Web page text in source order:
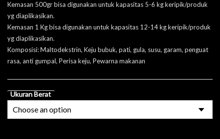
Kemasan 500gr bisa digunakan untuk kapasitas 5-6 kg keripik/produk
yg diaplikasikan.
Kemasan 1 Kg bisa digunakan untuk kapasitas 12-14 kg keripik/produk
yg diaplikasikan.
Komposisi: Maltodekstrin, Keju bubuk, pati, gula, susu, garam, penguat
rasa, anti gumpal, Perisa keju, Pewarna makanan
Ukuran Berat